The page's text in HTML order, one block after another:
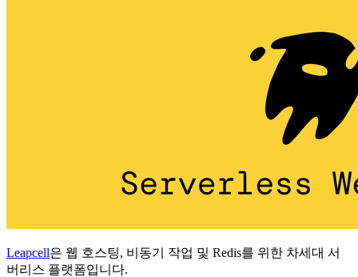
Leapcell은 웹 호스팅, 비동기 작업 및 Redis를 위한 차세대 서
버리스 플랫폼입니다.